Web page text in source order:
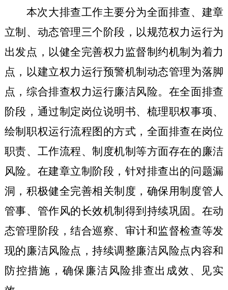
本次大排查工作主要分为全面排查、建章
立制、动态管理三个阶段，以规范权力运行为
出发点，以健全完善权力监督制约机制为着力
点，以建立权力运行预警机制动态管理为落脚
点，综合排查权力运行廉洁风险。在全面排查
阶段，通过制定岗位说明书、梳理职权事项、
绘制职权运行流程图的方式，全面排查在岗位
职责、工作流程、制度机制等方面存在的廉洁
风险。在建章立制阶段，针对排查出的问题漏
洞，积极健全完善相关制度，确保用制度管人
管事、管作风的长效机制得到持续巩固。在动
态管理阶段，结合巡察、审计和监督检查等发
现的廉洁风险点，持续调整廉洁风险点内容和
防控措施，确保廉洁风险排查出成效、见实